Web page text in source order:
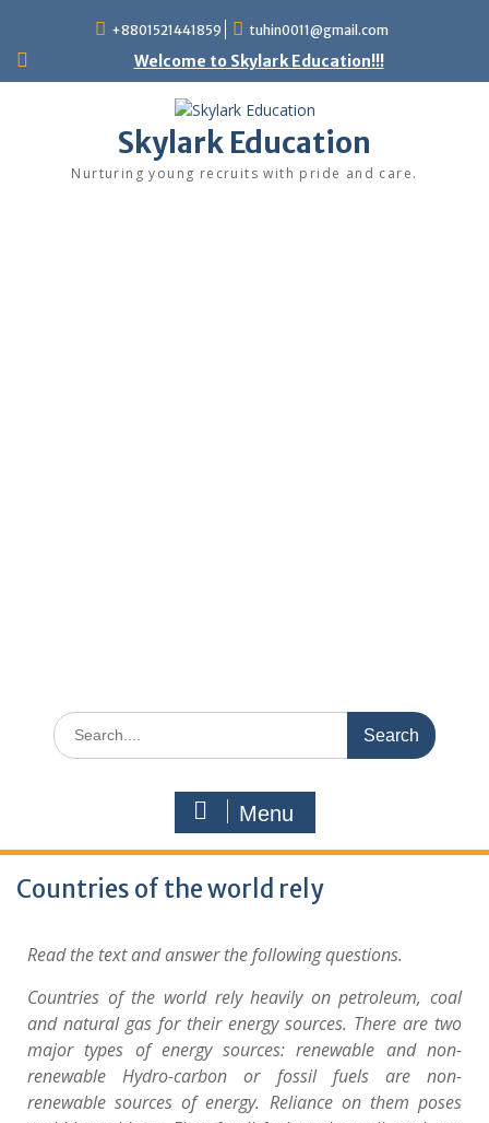
+8801521441859 tuhin0011@gmail.com
Welcome to Skylark Education!!!
Skylark Education
Nurturing young recruits with pride and care.
Menu
Countries of the world rely
Read the text and answer the following questions.
Countries of the world rely heavily on petroleum, coal
and natural gas for their energy sources. There are two
major types of energy sources: renewable and non-
renewable Hydro-carbon or fossil fuels are non-
renewable sources of energy. Reliance on them poses